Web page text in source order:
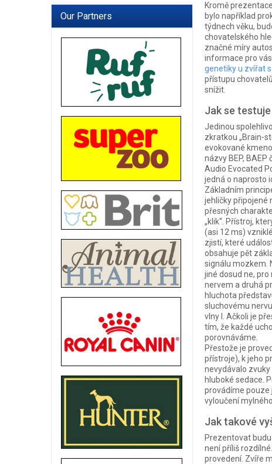
Our Partners
Kromě
bylo například
týdnech věku,
chovatelského
značné míry
informace pro
genetiky u zvířat
přístupu
snížit.
Jak se testuje
Jedinou
zkratkou „Brain-
evokované
názvy BEP,
Audio Evocated
jedná o naprosto
Základním
jehličky připojené
přesných
„klik“. Přístroj,
(asi 12 ms)
zjistí, které
obsahuje pět
signálu mozkem.
jiné dosud ne,
nervem a druhá
hluchota
sluchovému
vlny I. Ačkoli je
tím, že každé
porovnáváme.
Přestože je
přístroje), k jeho
nevydávalo
hluboké sedace.
provádíme pouze
vyloučení
Jak takové
Prezentovat
není příliš
provedení. Zvíře